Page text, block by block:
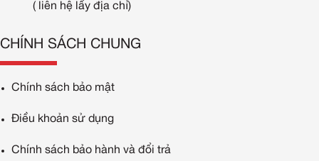
( liên hệ lấy địa chỉ)
CHÍNH SÁCH CHUNG
Chính sách bảo mật
Điều khoản sử dụng
Chính sách bảo hành và đổi trả